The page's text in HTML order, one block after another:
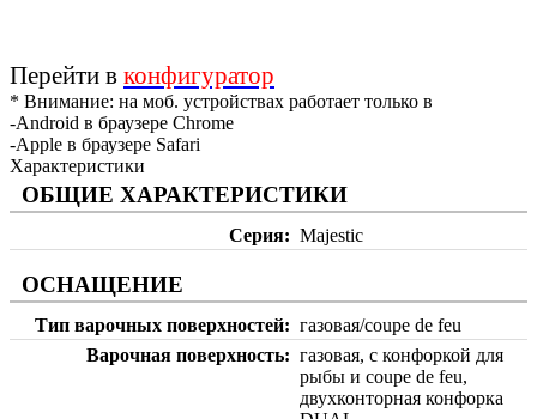
Перейти в конфигуратор
* Внимание: на моб. устройствах работает только в
-Android в браузере Chrome
-Apple в браузере Safari
Характеристики
ОБЩИЕ ХАРАКТЕРИСТИКИ
Серия Majestic
ОСНАЩЕНИЕ
Тип варочных поверхностей
газовая/coupe de feu
Варочная поверхность
газовая, с конфоркой для
рыбы и coupe de feu,
двухконторная конфорка